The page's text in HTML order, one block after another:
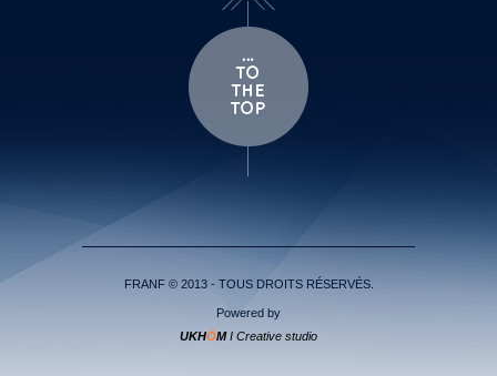
FRANF © 2013 - TOUS DROITS RÉSERVÉS.
Powered by
UKHÖMI Creative studio